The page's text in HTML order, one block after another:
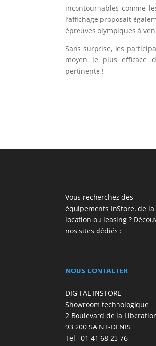
incontournables comme
l’affichage proposait
épreuves olympiques à
Sans surprise, les
moyen le plus efficace
pertinente !
Vous recherchez des
équipements InStore, de la
location ou leasing ?
nos sites dédiés :
NOUS CONTACTER
DIGITAL INSTORE
Showroom technologique
2 Boulevard de la
93 200 SAINT-DENIS
Tel : 01 41 68 23 76